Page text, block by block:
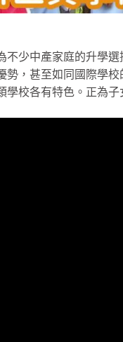
少中產家庭的升學
勢，甚至如同國際學
校各有特色。正為子